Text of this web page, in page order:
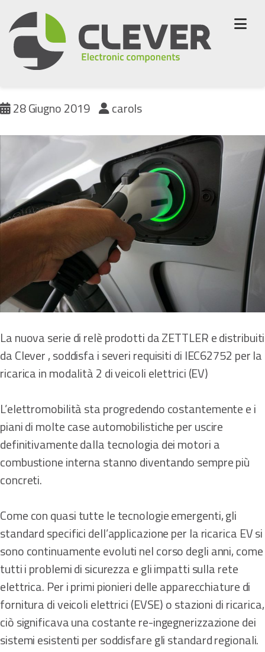
to
content
Nuova serie di relè Zetler
28 Giugno 2019 carols
La nuova serie di relè prodotti da ZETTLER e distribuiti
da Clever , soddisfa i severi requisiti di IEC62752 per la
ricarica in modalità 2 di veicoli elettrici (EV)
L’elettromobilità sta progredendo costantemente e i
piani di molte case automobilistiche per uscire
definitivamente dalla tecnologia dei motori a
combustione interna stanno diventando sempre più
concreti.
Come con quasi tutte le tecnologie emergenti, gli
standard specifici dell’applicazione per la ricarica EV si
sono continuamente evoluti nel corso degli anni, come
tutti i problemi di sicurezza e gli impatti sulla rete
elettrica. Per i primi pionieri delle apparecchiature di
fornitura di veicoli elettrici (EVSE) o stazioni di ricarica,
ciò significava una costante re-ingegnerizzazione dei
sistemi esistenti per soddisfare gli standard regionali.